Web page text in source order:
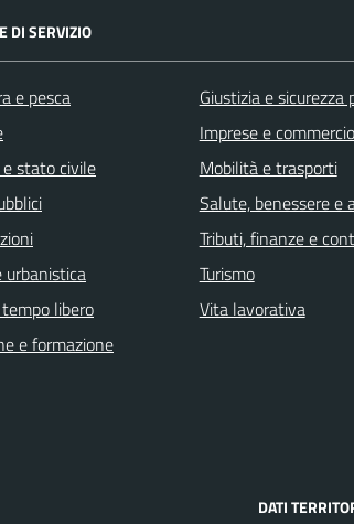
DI SERVIZIO
e pesca
stato civile
urbanistica
libero
e formazione
Giustizia e sicurezza
Imprese e commercio
Mobilità e trasporti
Salute, benessere e
Tributi, finanze e
Turismo
Vita lavorativa
DATI